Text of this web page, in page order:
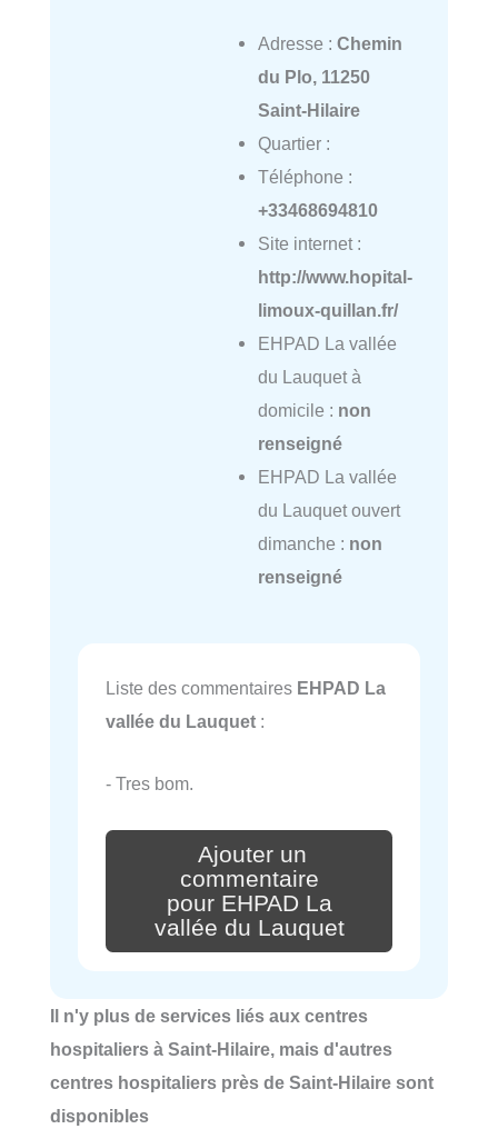
Adresse : Chemin
du Plo, 11250
Saint-Hilaire
Quartier :
Téléphone :
+33468694810
Site internet :
http://www.hopital-
limoux-quillan.fr/
EHPAD La vallée
du Lauquet à
domicile : non
renseigné
EHPAD La vallée
du Lauquet ouvert
dimanche : non
renseigné
Liste des commentaires EHPAD La
vallée du Lauquet :
- Tres bom.
Ajouter un
commentaire
pour EHPAD La
vallée du Lauquet
Il n'y plus de services liés aux centres
hospitaliers à Saint-Hilaire, mais d'autres
centres hospitaliers près de Saint-Hilaire sont
disponibles